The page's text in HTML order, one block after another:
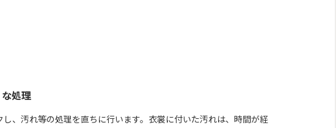
処理
、汚れ等の処理を直ちに行います。衣裳に付いた汚れは、時間が経